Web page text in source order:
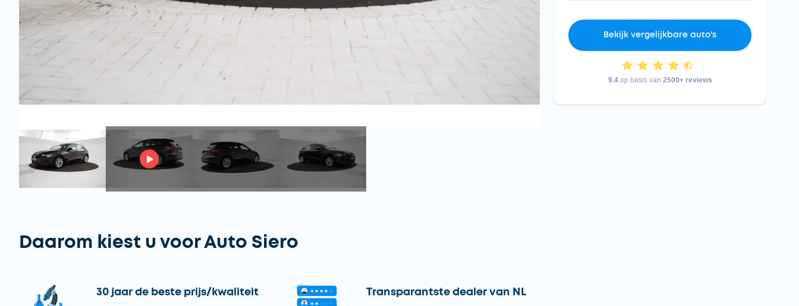
Bekijk vergelijkbare auto's
9.4op basis van 2500+ reviews
Daarom kiest u voor Auto Siero
30 jaar de beste prijs/kwaliteit Transparantste dealer van NL